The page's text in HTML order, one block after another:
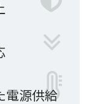
電源供給